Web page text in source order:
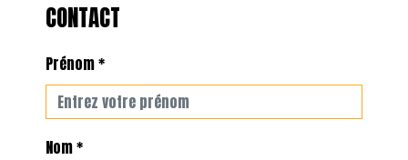
CONTACT
Prénom *
Nom *